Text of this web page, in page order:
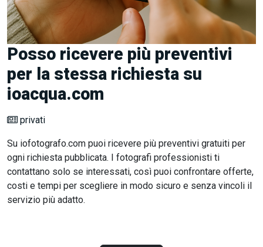
Posso ricevere più preventivi
per la stessa richiesta su
ioacqua.com
privati
Su iofotografo.com puoi ricevere più preventivi gratuiti per
ogni richiesta pubblicata. I fotografi professionisti ti
contattano solo se interessati, così puoi confrontare offerte,
costi e tempi per scegliere in modo sicuro e senza vincoli il
servizio più adatto.